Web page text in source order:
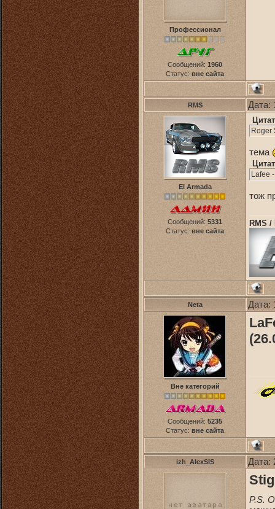
Профессионал
Сообщений: 1960
Статус: вне сайта
RMS Дата:
El Armada
Сообщений: 5331
Статус: вне сайта
Roger
тема
Lafee
тож
RMS /
Neta Дата:
Вне категорий
Сообщений: 5235
Статус: вне сайта
izh_AlexSIS Дата:
P.S.